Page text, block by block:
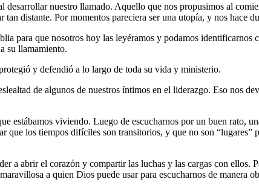
nuestro llamado. Aquello que nos propusimos al
distante. Por momentos pareciera ser una utopía, y nos hace
para que nosotros hoy las leyéramos y podamos identificarnos
su llamamiento.
y defendió a lo largo de toda su vida y ministerio.
de algunos de nuestros íntimos en el liderazgo. Eso nos
estábamos viviendo. Luego de escucharnos por un buen rato,
los tiempos difíciles son transitorios, y que no son “lugares”
a abrir el corazón y compartir las luchas y las cargas con ellos.
a quien Dios puede usar para escucharnos de manera